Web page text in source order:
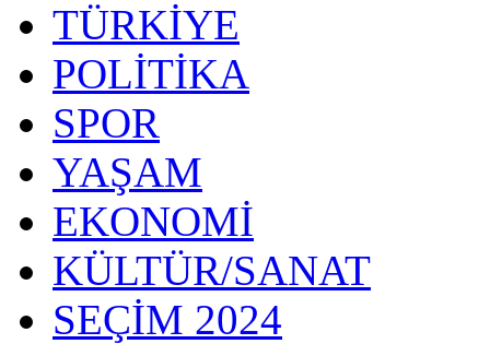
TÜRKİYE
POLİTİKA
SPOR
YAŞAM
EKONOMİ
KÜLTÜR/SANAT
SEÇİM 2024